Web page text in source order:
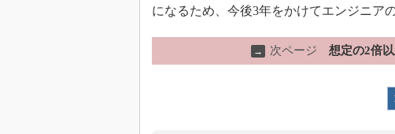
になるため、今後3年をかけてエンジニア
→ 次ページ 想定の2倍